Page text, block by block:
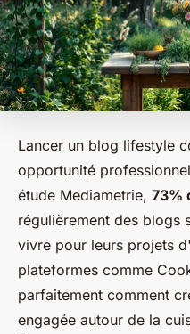
Lancer un blog lifestyle
opportunité
étude Mediametrie, 73%
régulièrement des blogs
vivre pour leurs projets
plateformes comme
parfaitement comment
engagée autour de la